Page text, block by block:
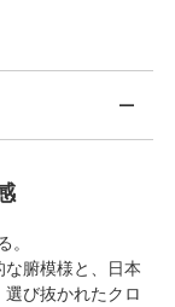
。
腑模様と、日本
び抜かれたクロ